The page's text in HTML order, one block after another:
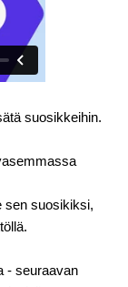
suosikkeihin.
sen suosikiksi,
- seuraavan